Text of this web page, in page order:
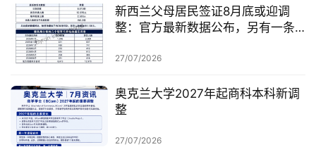
新西兰父母居民签证8月底或迎调
整：官方最新数据公布，另有一条
27/07/2026
奥克兰大学2027年起商科本科新调
整
27/07/2026